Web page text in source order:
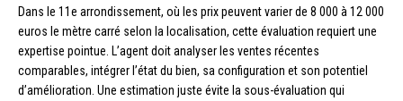
Dans le 11e arrondissement, où les prix peuvent varier de 8 000 à 12 000
euros le mètre carré selon la localisation, cette évaluation requiert une
expertise pointue. L’agent doit analyser les ventes récentes
comparables, intégrer l’état du bien, sa configuration et son potentiel
d’amélioration. Une estimation juste évite la sous-évaluation qui